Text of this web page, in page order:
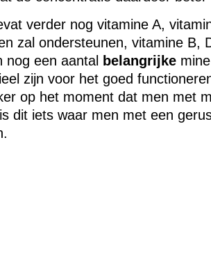
verder nog vitamine A,
zal ondersteunen, vitamine B,
nog een aantal
belangrijke
zijn voor het goed
op het moment dat men met
dit iets waar men met een